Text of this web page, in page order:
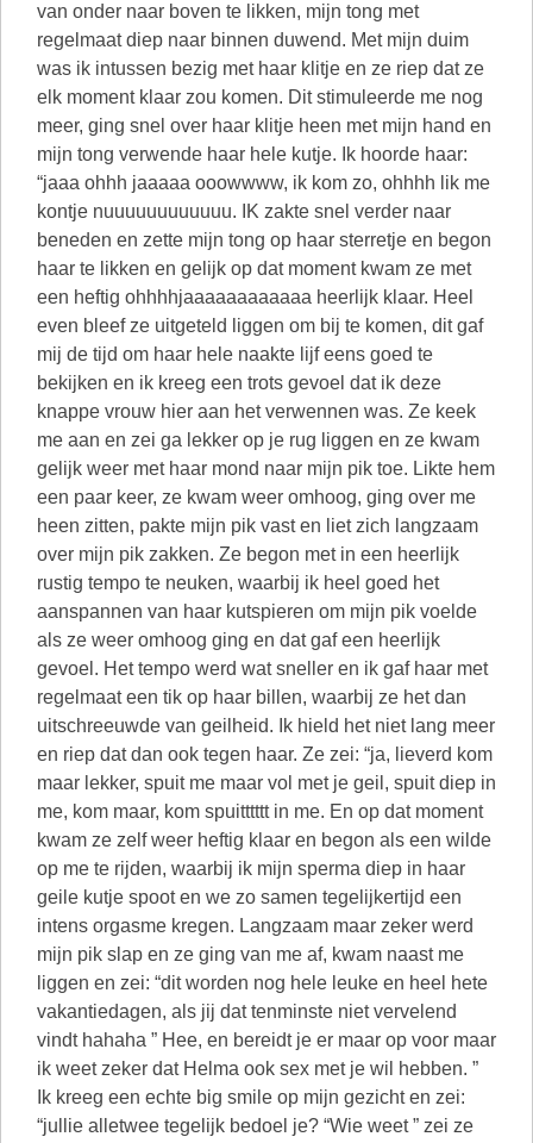
van onder naar boven te likken, mijn tong met
regelmaat diep naar binnen duwend. Met mijn duim
was ik intussen bezig met haar klitje en ze riep dat ze
elk moment klaar zou komen. Dit stimuleerde me nog
meer, ging snel over haar klitje heen met mijn hand en
mijn tong verwende haar hele kutje. Ik hoorde haar:
“jaaa ohhh jaaaaa ooowwww, ik kom zo, ohhhh lik me
kontje nuuuuuuuuuuuu. IK zakte snel verder naar
beneden en zette mijn tong op haar sterretje en begon
haar te likken en gelijk op dat moment kwam ze met
een heftig ohhhhjaaaaaaaaaaaa heerlijk klaar. Heel
even bleef ze uitgeteld liggen om bij te komen, dit gaf
mij de tijd om haar hele naakte lijf eens goed te
bekijken en ik kreeg een trots gevoel dat ik deze
knappe vrouw hier aan het verwennen was. Ze keek
me aan en zei ga lekker op je rug liggen en ze kwam
gelijk weer met haar mond naar mijn pik toe. Likte hem
een paar keer, ze kwam weer omhoog, ging over me
heen zitten, pakte mijn pik vast en liet zich langzaam
over mijn pik zakken. Ze begon met in een heerlijk
rustig tempo te neuken, waarbij ik heel goed het
aanspannen van haar kutspieren om mijn pik voelde
als ze weer omhoog ging en dat gaf een heerlijk
gevoel. Het tempo werd wat sneller en ik gaf haar met
regelmaat een tik op haar billen, waarbij ze het dan
uitschreeuwde van geilheid. Ik hield het niet lang meer
en riep dat dan ook tegen haar. Ze zei: “ja, lieverd kom
maar lekker, spuit me maar vol met je geil, spuit diep in
me, kom maar, kom spuitttttt in me. En op dat moment
kwam ze zelf weer heftig klaar en begon als een wilde
op me te rijden, waarbij ik mijn sperma diep in haar
geile kutje spoot en we zo samen tegelijkertijd een
intens orgasme kregen. Langzaam maar zeker werd
mijn pik slap en ze ging van me af, kwam naast me
liggen en zei: “dit worden nog hele leuke en heel hete
vakantiedagen, als jij dat tenminste niet vervelend
vindt hahaha ” Hee, en bereidt je er maar op voor maar
ik weet zeker dat Helma ook sex met je wil hebben. ”
Ik kreeg een echte big smile op mijn gezicht en zei:
“jullie alletwee tegelijk bedoel je? “Wie weet ” zei ze